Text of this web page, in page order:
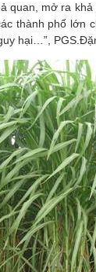
quan, mở ra
thành phố lớn
hại…”,